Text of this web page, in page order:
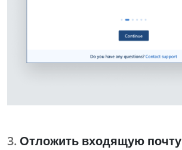
Отложить входящую почту